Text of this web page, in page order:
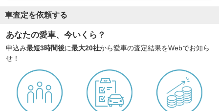
車査定を依頼する
あなたの愛車、今いくら？
申込み最短3時間後に最大20社から愛車の査定結果をWebでお知ら
せ！